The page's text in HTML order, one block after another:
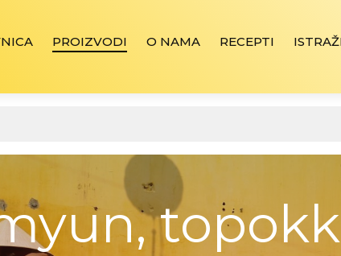
PROIZVODI O NAMA RECEPTI